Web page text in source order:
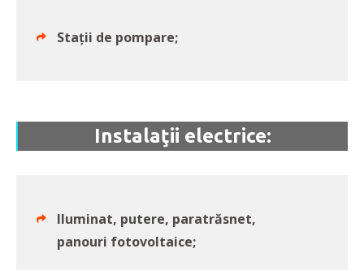
Stații de pompare;
Instalaţii electrice:
Iluminat, putere, paratrăsnet,
panouri fotovoltaice;